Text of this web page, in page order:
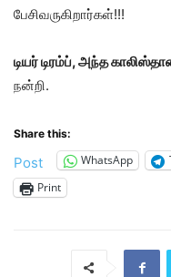
பேசிவருகிறார்கள்!!!
டியர் டிரம்ப், அந்த
நன்றி.
Share this:
Post WhatsApp
Print